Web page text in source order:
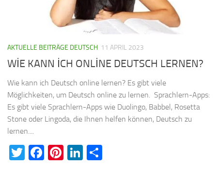
AKTUELLE BEITRÄGE DEUTSCH 11 APRIL 2023
WİE KANN İCH ONLİNE DEUTSCH LERNEN?
Wie kann ich Deutsch online lernen? Es gibt viele
Möglichkeiten, um Deutsch online zu lernen. Sprachlern-Apps:
Es gibt viele Sprachlern-Apps wie Duolingo, Babbel, Rosetta
Stone oder Lingoda, die Ihnen helfen können, Deutsch zu
lernen....
Twitter
Facebook
Pinterest
LinkedIn